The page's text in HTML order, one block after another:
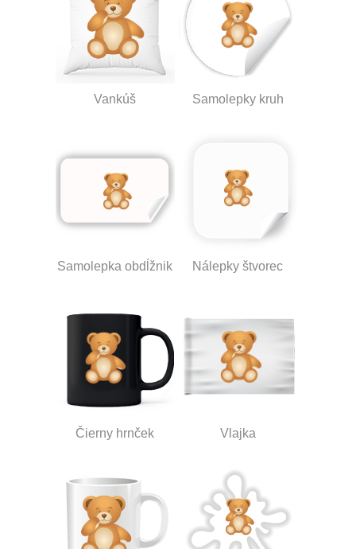
Vankúš Samolepky kruh
Samolepka obdĺžnik Nálepky štvorec
Čierny hrnček Vlajka